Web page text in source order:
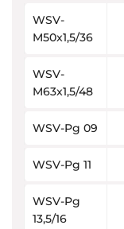
WSV-
M50x1,5/36
WSV-
M63x1,5/48
WSV-Pg 09
WSV-Pg 11
WSV-Pg
13,5/16